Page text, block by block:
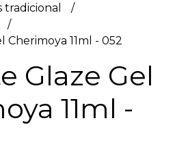
tradicional
Cherimoya 11ml - 052
Glaze Gel
11ml -